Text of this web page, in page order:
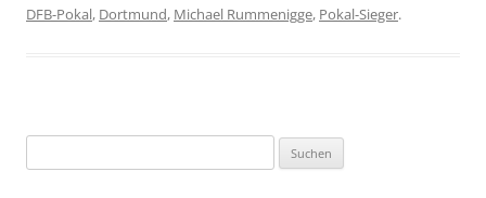
DFB-Pokal, Dortmund, Michael Rummenigge, Pokal-Sieger.
nach: